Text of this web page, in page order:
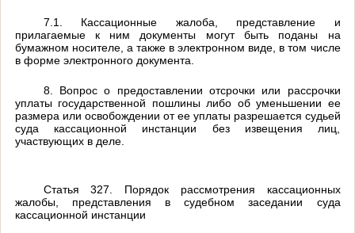
7.1. Кассационные жалоба, представление и
прилагаемые к ним документы могут быть поданы на
бумажном носителе, а также в электронном виде, в том числе
в форме электронного документа.
8. Вопрос о предоставлении отсрочки или рассрочки
уплаты государственной пошлины либо об уменьшении ее
размера или освобождении от ее уплаты разрешается судьей
суда кассационной инстанции без извещения лиц,
участвующих в деле.
Статья 327. Порядок рассмотрения кассационных
жалобы, представления в судебном заседании суда
кассационной инстанции